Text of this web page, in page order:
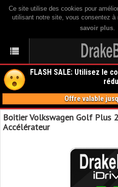
Ce site utilise des cookies pour
utilisant notre site, vous consentez
savoir plus.
FLASH SALE: Utilisez le
Offre valable
Boitier Volkswagen Golf Plus
Accélérateur